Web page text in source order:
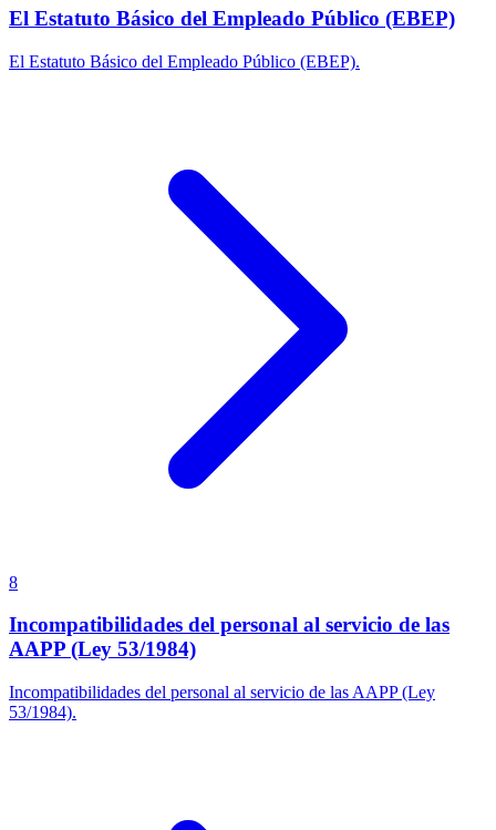
El Estatuto Básico del Empleado Público (EBEP)
El Estatuto Básico del Empleado Público (EBEP).
8
Incompatibilidades del personal al servicio de las
AAPP (Ley 53/1984)
Incompatibilidades del personal al servicio de las AAPP (Ley
53/1984).